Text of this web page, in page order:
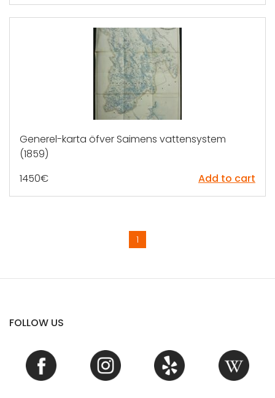
Generel-karta öfver Saimens vattensystem
(1859)
1450€ Add to cart
1
FOLLOW US